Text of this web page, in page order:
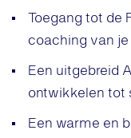
Toegang tot de
coaching van je
Een uitgebreid
ontwikkelen tot
Een warme en